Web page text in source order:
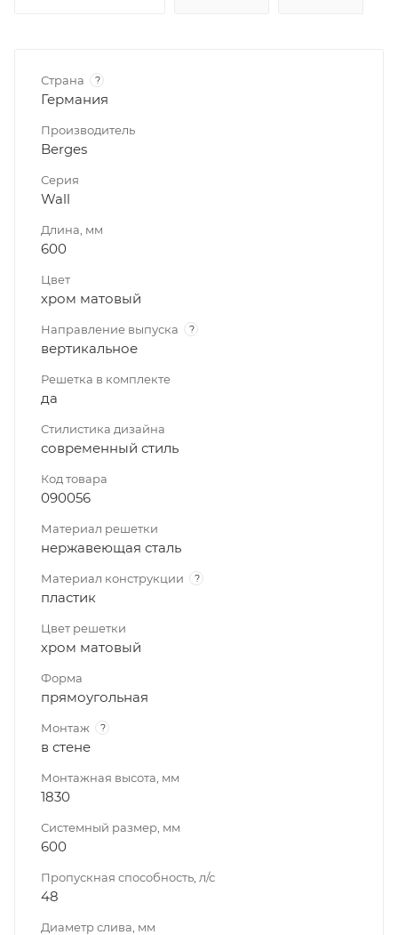
Страна ?
Германия
Производитель
Berges
Серия
Wall
Длина, мм
600
Цвет
хром матовый
Направление выпуска ?
вертикальное
Решетка в комплекте
да
Стилистика дизайна
современный стиль
Код товара
090056
Материал решетки
нержавеющая сталь
Материал конструкции ?
пластик
Цвет решетки
хром матовый
Форма
прямоугольная
Монтаж ?
в стене
Монтажная высота, мм
1830
Системный размер, мм
600
Пропускная способность, л/с
48
Диаметр слива, мм